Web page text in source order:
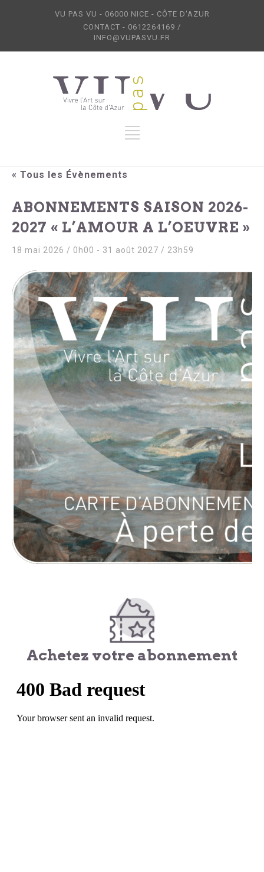
VU PAS VU - 06000 NICE - CÔTE D'AZUR
CONTACT - 0612264169 /
INFO@VUPASVU.FR
« Tous les Évènements
ABONNEMENTS SAISON 2026-
2027 « L’AMOUR A L’OEUVRE »
18 mai 2026 / 0h00 - 31 août 2027 / 23h59
Achetez votre abonnement